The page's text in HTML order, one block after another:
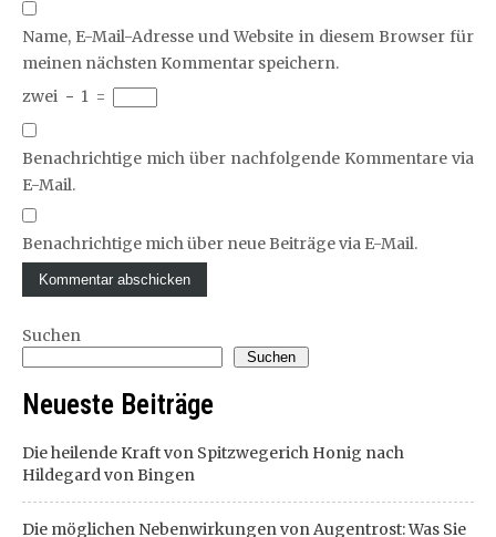
Name, E-Mail-Adresse und Website in diesem Browser für
meinen nächsten Kommentar speichern.
zwei − 1 =
Benachrichtige mich über nachfolgende Kommentare via
E-Mail.
Benachrichtige mich über neue Beiträge via E-Mail.
Suchen
Suchen
Neueste Beiträge
Die heilende Kraft von Spitzwegerich Honig nach
Hildegard von Bingen
Die möglichen Nebenwirkungen von Augentrost: Was Sie